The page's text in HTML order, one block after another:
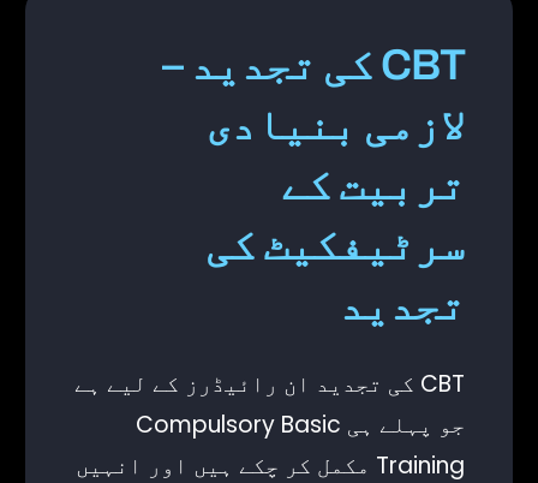
CBT کی تجدید –
لازمی بنیادی
تربیت کے
سرٹیفکیٹ کی
تجدید
CBT کی تجدید ان رائیڈرز کے لیے ہے
جو پہلے ہی Compulsory Basic
Training مکمل کر چکے ہیں اور انہیں